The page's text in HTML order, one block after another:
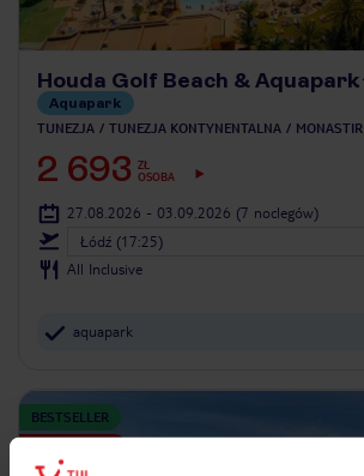
Houda Golf Beach & Aquapark
Aquapark
TUNEZJA TUNEZJA KONTYNENTALNA MONASTIR
2 693 ZŁ
OSOBA
27.08.2026 - 03.09.2026 (7 noclegów)
Łódź (17:25)
All Inclusive
aquapark
BESTSELLER